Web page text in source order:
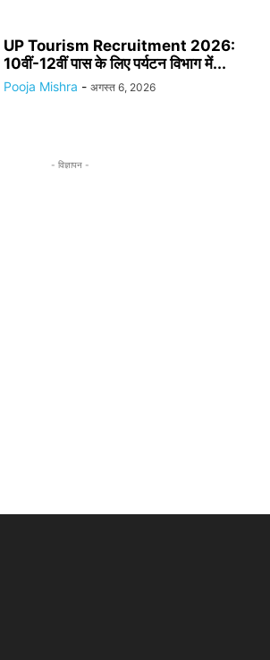
UP Tourism Recruitment 2026:
10वीं-12वीं पास के लिए पर्यटन विभाग में...
Pooja Mishra - अगस्त 6, 2026
- विज्ञापन -